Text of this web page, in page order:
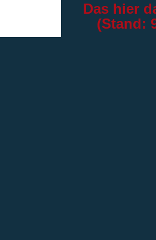
Das hier
(Stand: